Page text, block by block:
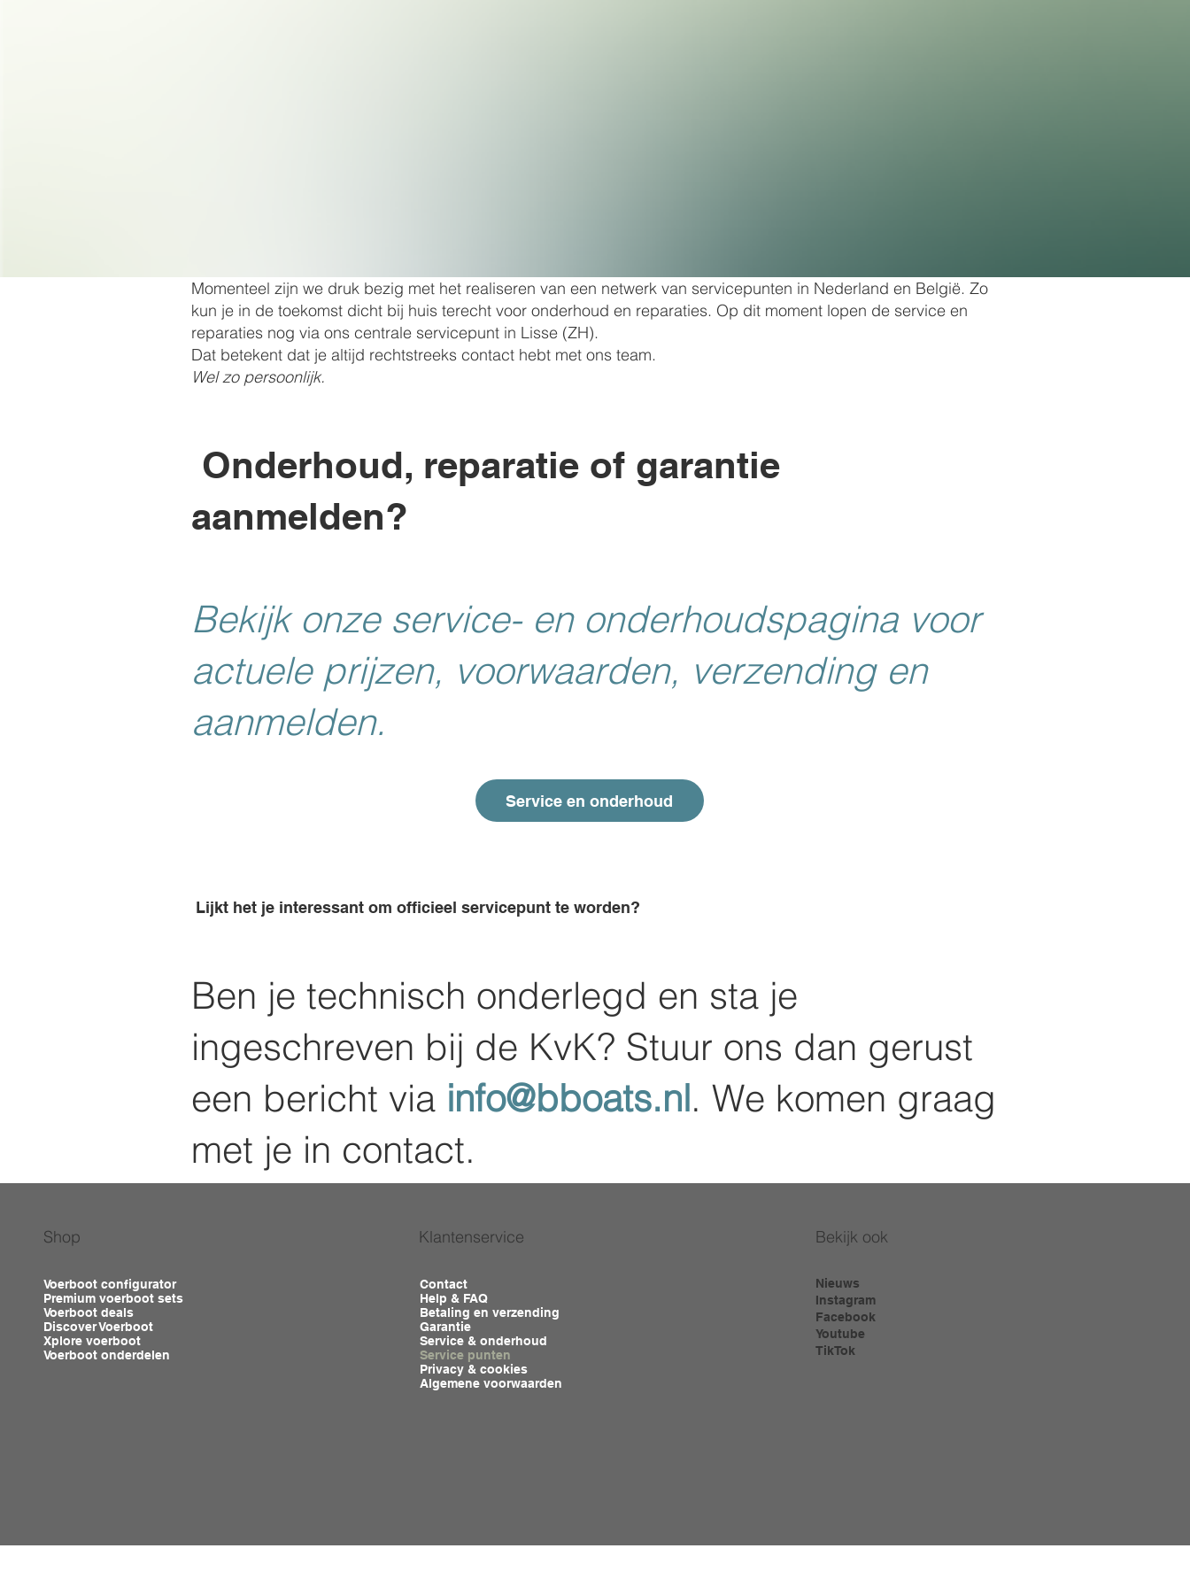
Momenteel zijn we druk bezig met het realiseren van een netwerk van servicepunten in Nederland en België. Zo
kun je in de toekomst dicht bij huis terecht voor onderhoud en reparaties. Op dit moment lopen de service en
reparaties nog via ons centrale servicepunt in Lisse (ZH).
Dat betekent dat je altijd rechtstreeks contact hebt met ons team.
Wel zo persoonlijk.
Onderhoud, reparatie of garantie
aanmelden?
Bekijk onze service- en onderhoudspagina voor
actuele prijzen, voorwaarden, verzending en
aanmelden.​
Service en onderhoud
Lijkt het je interessant om officieel servicepunt te worden?
Ben je technisch onderlegd en sta je
ingeschreven bij de KvK? Stuur ons dan gerust
een bericht via info@bboats.nl. We komen graag
met je in contact.
Shop
Voerboot configurator
Premium voerboot sets
Voerboot deals
Discover Voerboot
Xplore voerboot
Voerboot onderdelen
Klantenservice
Contact
Help & FAQ
Betaling en verzending
Garantie
Service & onderhoud
Service punten
Privacy & cookies
Algemene voorwaarden
Bekijk ook
Nieuws
Instagram
Facebook
Youtube
TikTok